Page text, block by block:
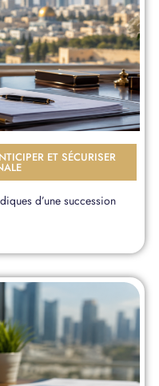
ET SÉCURISER
d’une succession